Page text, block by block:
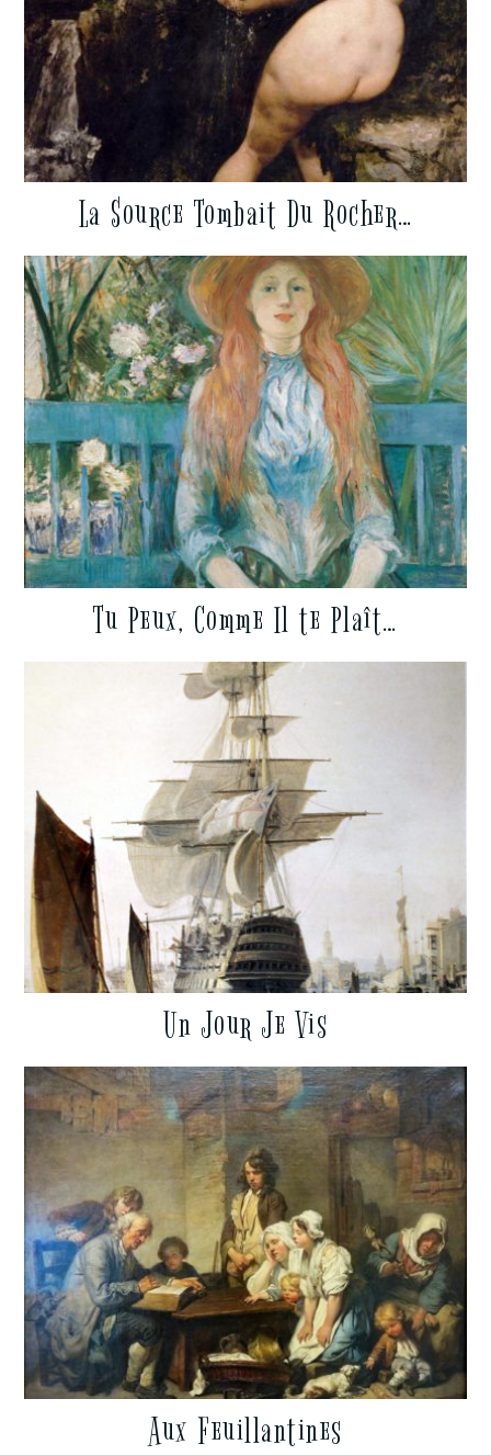
La Source Tombait Du Rocher…
Tu Peux, Comme Il te Plaît…
Un Jour Je Vis
Aux Feuillantines